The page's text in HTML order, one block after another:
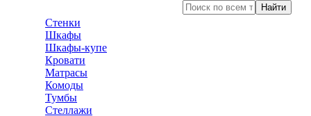
Найти
Стенки
Шкафы
Шкафы-купе
Кровати
Матрасы
Комоды
Тумбы
Стеллажи